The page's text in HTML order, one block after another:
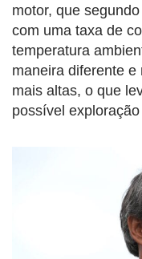
motor, que
com uma taxa de
temperatura
maneira diferente
mais altas, o que
possível